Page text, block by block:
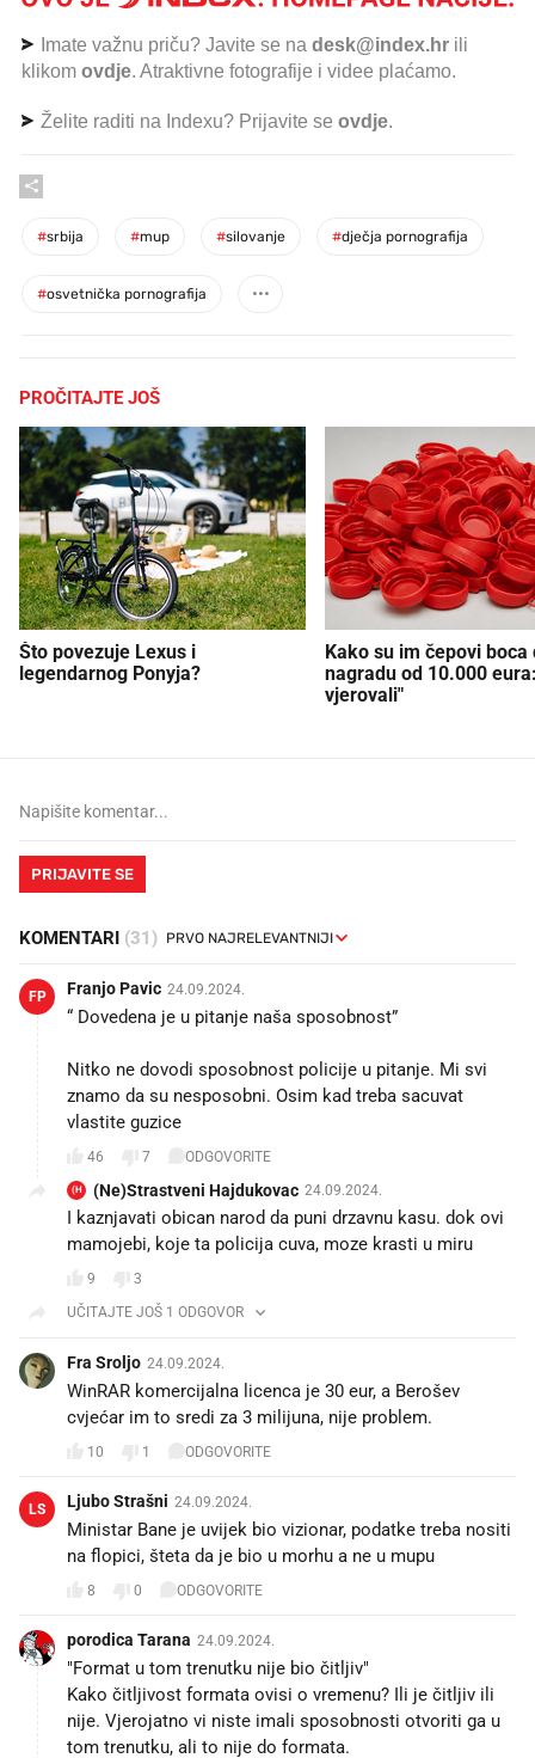
Imate važnu priču? Javite se na desk@index.hr ili
klikom ovdje. Atraktivne fotografije i videe plaćamo.
Želite raditi na Indexu? Prijavite se ovdje.
#srbija #mup #silovanje #dječja pornografija
#osvetnička pornografija
PROČITAJTE JOŠ
Što povezuje Lexus i
legendarnog Ponyja?
Kako su im čepovi boca
nagradu od 10.000
vjerovali"
PRIJAVITE SE
KOMENTARI (31)
FP Franjo Pavic 24.09.2024.
“ Dovedena je u pitanje naša sposobnost”
Nitko ne dovodi sposobnost policije u pitanje. Mi svi
znamo da su nesposobni. Osim kad treba sacuvat
vlastite guzice
46 7 ODGOVORITE
(H (Ne)Strastveni Hajdukovac 24.09.2024.
I kaznjavati obican narod da puni drzavnu kasu. dok ovi
mamojebi, koje ta policija cuva, moze krasti u miru
9
3
UČITAJTE JOŠ 1 ODGOVOR
Fra Sroljo 24.09.2024.
WinRAR komercijalna licenca je 30 eur, a Berošev
cvjećar im to sredi za 3 milijuna, nije problem.
10 1 ODGOVORITE
LS Ljubo Strašni 24.09.2024.
Ministar Bane je uvijek bio vizionar, podatke treba nositi
na flopici, šteta da je bio u morhu a ne u mupu
8 0 ODGOVORITE
porodica Tarana 24.09.2024.
"Format u tom trenutku nije bio čitljiv"
Kako čitljivost formata ovisi o vremenu? Ili je čitljiv ili
nije. Vjerojatno vi niste imali sposobnosti otvoriti ga u
tom trenutku, ali to nije do formata.